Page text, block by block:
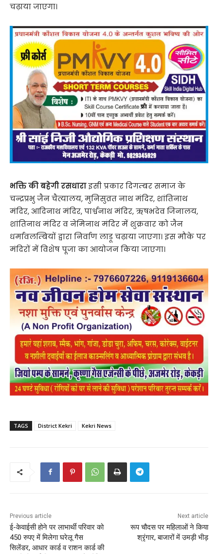
चढ़ाया जाएगा।
भक्ति की बहेगी रसधाराइसी प्रकार दिगम्बर समाज के
चन्द्रप्रभु जैन चैत्यालय, मुनिसुव्रत नाथ मंदिर, शांतिनाथ
मंदिर, आदिनाथ मंदिर, पार्श्वनाथ मंदिर, ऋषभदेव जिनालय,
शांतिनाथ मंदिर व नेमिनाथ मंदिर में शुक्रवार को जैन
धर्मावलम्बियों द्वारा निर्वाण लाडू चढ़ाया जाएगा। इस मौके पर
मंदिरों में विशेष पूजा का आयोजन किया जाएगा।
TAGS District Kekri Kekri News
Previous article
ई-केवाईसी होने पर लाभार्थी परिवार को
450 रुपए में मिलेगा घरेलू गैस
सिलेंडर, आधार कार्ड व राशन कार्ड की
Next article
रूप चौदस पर महिलाओं ने किया
श्रृंगार, बाजारों में उमड़ी भीड़